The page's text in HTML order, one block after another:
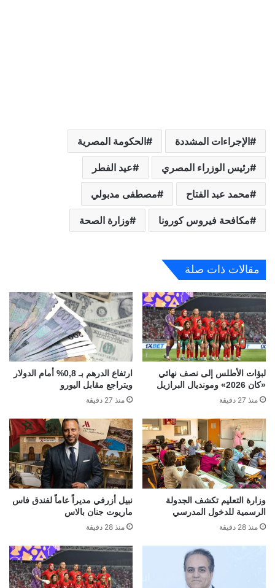
الإجراءات المشددة الحكومة المصرية
رئيس الوزراء المصري عيد الفطر
محمد عبد الفتاح مصطفى مدبولي
مكافحة فيروس كورونا وزارة الصحة
مقالات ذات صلة
لبؤات الأطلس إلى نصف نهائي
«كان 2026» ومونديال البرازيل
منذ 27 دقيقة
ارتفاع الدرهم بـ 0,8% أمام الدولار
ويتراجع مقابل اليورو
منذ 27 دقيقة
وزارة التعليم تكشف الجدولة
الرسمية للدخول المدرسي
منذ 28 دقيقة
نبيل أزرفي مديراً عاماً لفندق فاس
ماريوت جنان بالاس
منذ 28 دقيقة